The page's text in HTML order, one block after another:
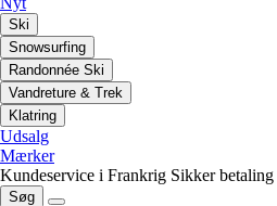
Ski
Snowsurfing
Randonnée Ski
Vandreture & Trek
Klatring
Udsalg
Mærker
Kundeservice i Frankrig Sikker betaling
Søg